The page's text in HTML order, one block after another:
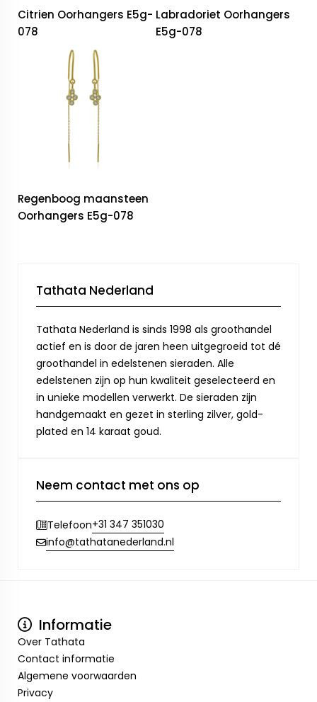
Citrien Oorhangers E5g-
078
Labradoriet Oorhangers
E5g-078
Regenboog maansteen
Oorhangers E5g-078
Tathata Nederland
Tathata Nederland is sinds 1998 als groothandel
actief en is door de jaren heen uitgegroeid tot dé
groothandel in edelstenen sieraden. Alle
edelstenen zijn op hun kwaliteit geselecteerd en
in unieke modellen verwerkt. De sieraden zijn
handgemaakt en gezet in sterling zilver, gold-
plated en 14 karaat goud.
Neem contact met ons op
Telefoon+31 347 351030
info@tathatanederland.nl
Informatie
Over Tathata
Contact informatie
Algemene voorwaarden
Privacy